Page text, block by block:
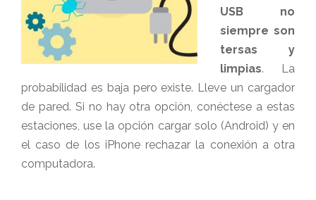
USB no
siempre son
tersas y
limpias. La
probabilidad es baja pero existe. Lleve un cargador
de pared. Si no hay otra opción, conéctese a estas
estaciones, use la opción cargar solo (Android) y en
el caso de los iPhone rechazar la conexión a otra
computadora.